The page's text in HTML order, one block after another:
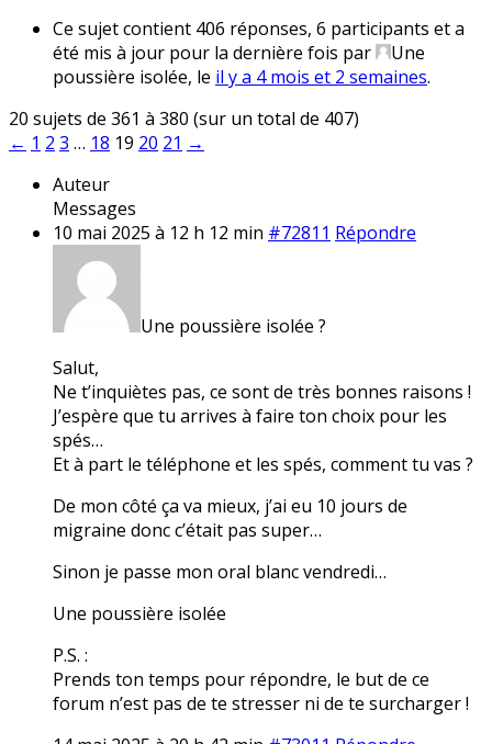
Ce sujet contient 406 réponses, 6 participants et a
été mis à jour pour la dernière fois par
Une
poussière isolée, le il y a 4 mois et 2 semaines.
20 sujets de 361 à 380 (sur un total de 407)
← 1 2 3 … 18 19 20 21 →
Auteur
Messages
10 mai 2025 à 12 h 12 min #72811 Répondre
Une poussière isolée ?
Salut,
Ne t’inquiètes pas, ce sont de très bonnes raisons !
J’espère que tu arrives à faire ton choix pour les
spés…
Et à part le téléphone et les spés, comment tu vas ?
De mon côté ça va mieux, j’ai eu 10 jours de
migraine donc c’était pas super…
Sinon je passe mon oral blanc vendredi…
Une poussière isolée
P.S. :
Prends ton temps pour répondre, le but de ce
forum n’est pas de te stresser ni de te surcharger !